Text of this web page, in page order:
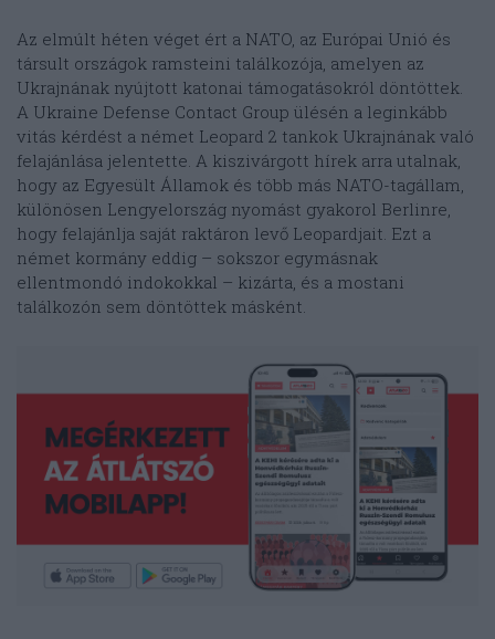
Az elmúlt héten véget ért a NATO, az Európai Unió és
társult országok ramsteini találkozója, amelyen az
Ukrajnának nyújtott katonai támogatásokról döntöttek.
A Ukraine Defense Contact Group ülésén a leginkább
vitás kérdést a német Leopard 2 tankok Ukrajnának való
felajánlása jelentette. A kiszivárgott hírek arra utalnak,
hogy az Egyesült Államok és több más NATO-tagállam,
különösen Lengyelország nyomást gyakorol Berlinre,
hogy felajánlja saját raktáron levő Leopardjait. Ezt a
német kormány eddig – sokszor egymásnak
ellentmondó indokokkal – kizárta, és a mostani
találkozón sem döntöttek másként.